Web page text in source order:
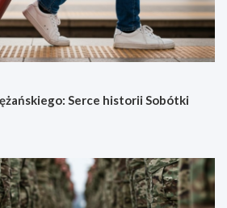
Serce historii Sobótki